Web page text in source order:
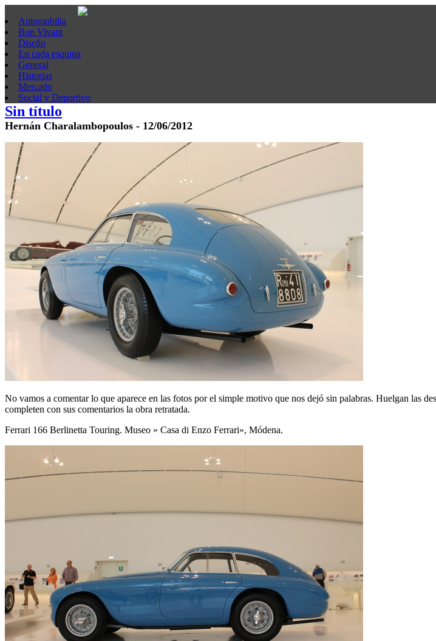
Automobilia
Bon Vivant
Diseño
En cada esquina
General
Historias
Mercado
Social y Deportivo
Sin título
Hernán Charalambopoulos - 12/06/2012
No vamos a comentar lo que aparece en las fotos por el simple motivo que nos dejó sin palabras. Huelgan las
completen con sus comentarios la obra retratada.
Ferrari 166 Berlinetta Touring. Museo » Casa di Enzo Ferrari», Módena.